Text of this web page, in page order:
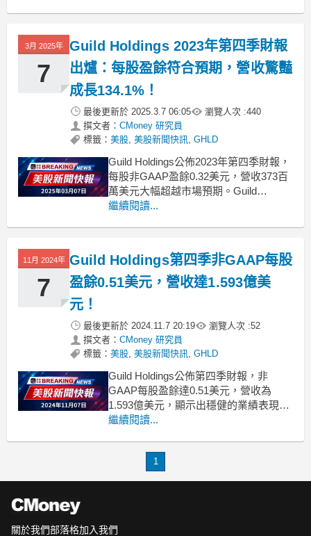
每股盈餘達到0.35美元，超過分析師預
測的0.18美元，顯示出其
3月 2025年
7
Guild Holdings 2023年第四季財報
出爐：每股盈餘符合預期，營收驚豔
成長134.1%！
最後更新於 2025.3.7 06:05 瀏覽人次 :440
撰文者： CMoney 研究員
標籤： 美股, 美股新聞快訊, GHLD
Guild Holdings公佈2023年第四季財報，
每股非GAAP盈餘0.32美元，營收373百
萬美元大幅超越市場預期。Guild
Holdings（NYSE: GHLD）於近日發布
盈餘為0.32美元，與市場預期相符。此
外，公
繼續閱讀...
11月 2024年
7
Guild Holdings第四季非GAAP每股
盈餘0.51美元，營收達1.593億美
元！
最後更新於 2024.11.7 20:19 瀏覽人次 :52
撰文者： CMoney 研究員
標籤： 美股, 美股新聞快訊, GHLD
Guild Holdings公佈第四季財報，非
GAAP每股盈餘達0.51美元，營收為
1.593億美元，顯示出穩健的業績表現。
在最新發佈的財報中，Guild Holdings
1.593億美元的總營收。這一亮眼
繼續閱讀...
1
關於我們部落格加入我們